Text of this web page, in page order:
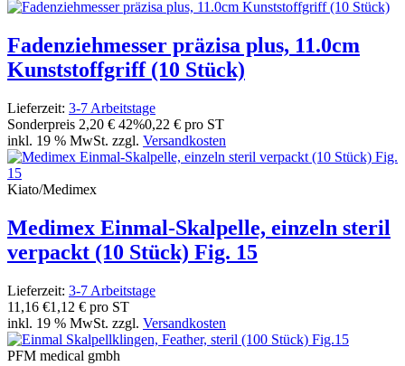
Fadenziehmesser präzisa plus, 11.0cm
Kunststoffgriff (10 Stück)
Lieferzeit: 3-7 Arbeitstage
Sonderpreis 2,20 € 42%0,22 € pro ST
inkl. 19 % MwSt. zzgl. Versandkosten
Kiato/Medimex
Medimex Einmal-Skalpelle, einzeln steril
verpackt (10 Stück) Fig. 15
Lieferzeit: 3-7 Arbeitstage
11,16 €1,12 € pro ST
inkl. 19 % MwSt. zzgl. Versandkosten
PFM medical gmbh